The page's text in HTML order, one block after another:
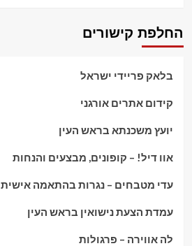
החלפת קישורים
בלאק פריידי ישראל
קידום אתרים אורגני
יועץ משכנתא בראש העין
אוו דיל! – קופונים, מבצעים והנחות
עדי מטבחים – נגרות בהתאמה אישית
עמדת הצעת נישואין בראש העין
לה אווירה – פרגולות